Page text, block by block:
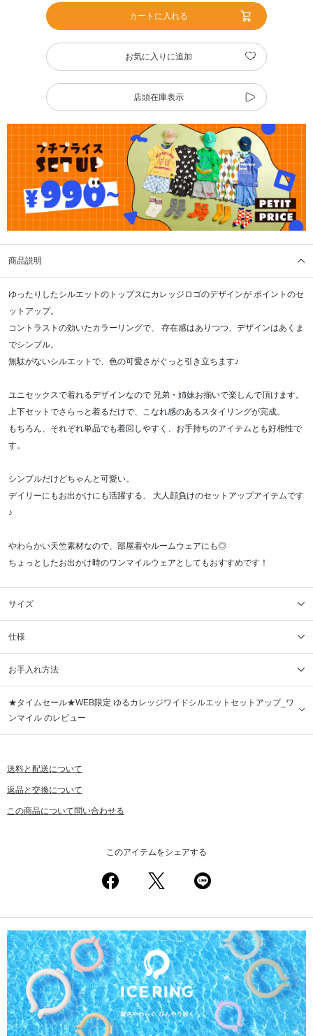
カートに入れる
お気に入りに追加
店頭在庫表示
商品説明
ゆったりしたシルエットのトップスにカレッジロゴのデザインが ポイントのセ
ットアップ。
コントラストの効いたカラーリングで、 存在感はありつつ、デザインはあくま
でシンプル。
無駄がないシルエットで、色の可愛さがぐっと引き立ちます♪
ユニセックスで着れるデザインなので 兄弟・姉妹お揃いで楽しんで頂けます。
上下セットでさらっと着るだけで、こなれ感のあるスタイリングが完成。
もちろん、それぞれ単品でも着回しやすく、お手持ちのアイテムとも好相性で
す。
シンプルだけどちゃんと可愛い。
デイリーにもお出かけにも活躍する、 大人顔負けのセットアップアイテムです
♪
やわらかい天竺素材なので、部屋着やルームウェアにも◎
ちょっとしたお出かけ時のワンマイルウェアとしてもおすすめです！
サイズ
仕様
お手入れ方法
★タイムセール★WEB限定 ゆるカレッジワイドシルエットセットアップ_ワ
ンマイル のレビュー
送料と配送について
返品と交換について
この商品について問い合わせる
このアイテムをシェアする